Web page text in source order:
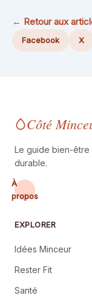
← Retour aux
Facebook X
Côté
Le guide bien-
durable.
À
propos
EXPLORER
Idées Minceur
Rester Fit
Santé